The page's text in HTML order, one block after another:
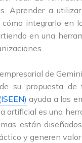
Aprender a
integrarlo en
en una
de
su propuesta de
ayuda a las
artificial es una
están
y generen